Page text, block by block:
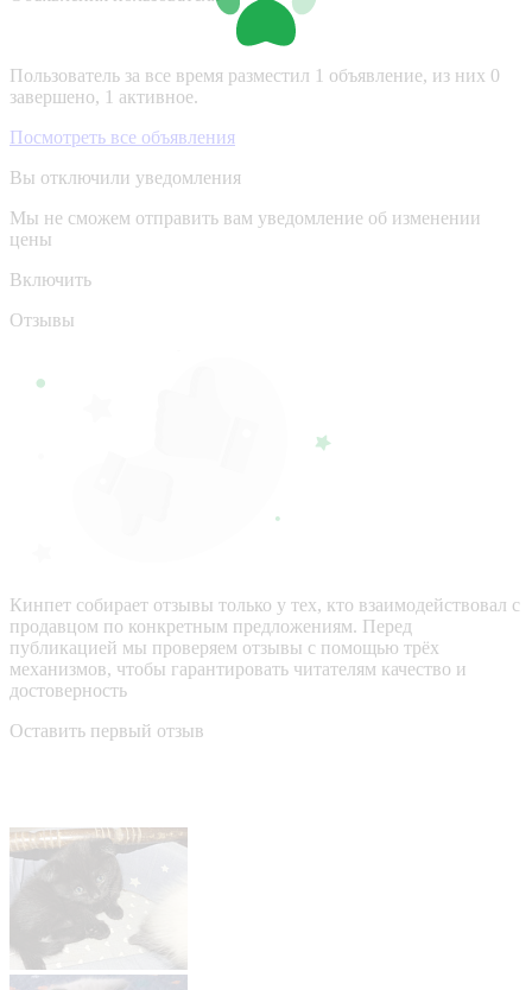
Пользователь за все время разместил 1 объявление, из них 0
завершено, 1 активное.
Посмотреть все объявления
Вы отключили уведомления
Мы не сможем отправить вам уведомление об изменении
цены
Включить
Отзывы
Кинпет собирает отзывы только у тех, кто взаимодействовал с
продавцом по конкретным предложениям. Перед
публикацией мы проверяем отзывы с помощью трёх
механизмов, чтобы гарантировать читателям качество и
достоверность
Оставить первый отзыв